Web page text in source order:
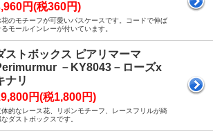
円(税360円)
花のモチーフが可愛いパスケースです。コードで伸ば
るモールインレーが付いています。
ストボックス ピアリマーマ
－KY8043－ローズx
ナリ
円(税1,800円)
体的なレース花、リボンモチーフ、レースフリルが綺
なダストボックスです。